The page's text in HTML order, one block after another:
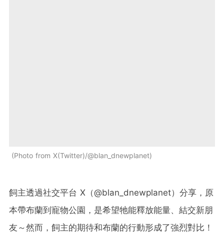
Photo from X(Twitter)/@blan_dnewplanet
飼主透過社交平台 X（@blan_dnewplanet）分享，原
本帶布蘭到寵物公園，是希望牠能釋放能量、結交新朋
友～然而，飼主的期待和布蘭的行動形成了強烈對比！